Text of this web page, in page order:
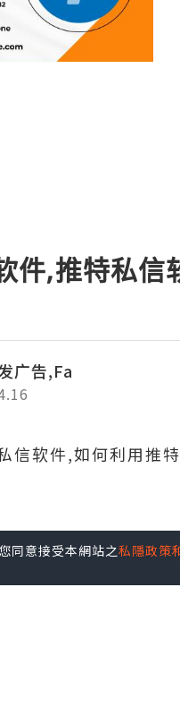
件,推特私信
广告,Fa
信软件,如何利用推
要平台，可以通过
时，推特的广告功
同意接受本網站之私隱政策